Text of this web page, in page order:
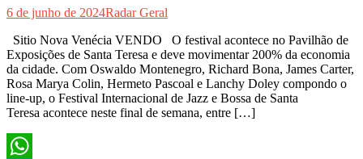
6 de junho de 2024Radar Geral
Sitio Nova Venécia VENDO O festival acontece no Pavilhão de
Exposições de Santa Teresa e deve movimentar 200% da economia
da cidade. Com Oswaldo Montenegro, Richard Bona, James Carter,
Rosa Marya Colin, Hermeto Pascoal e Lanchy Doley compondo o
line-up, o Festival Internacional de Jazz e Bossa de Santa
Teresa acontece neste final de semana, entre […]